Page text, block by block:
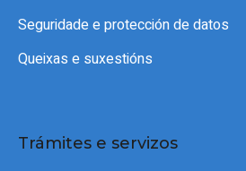
Seguridade e protección de datos
Queixas e suxestións
Trámites e servizos